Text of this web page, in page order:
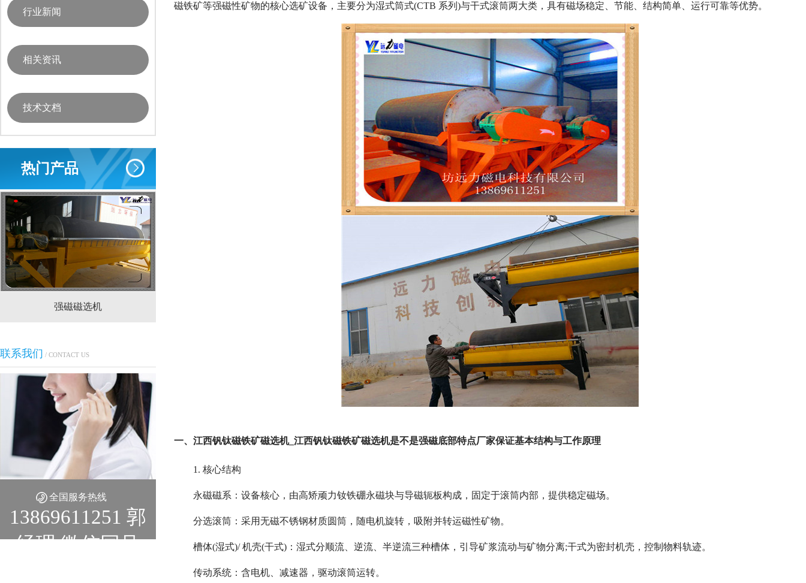
行业新闻
相关资讯
技术文档
热门产品
强磁磁选机 稀土永磁辊式强磁选机 RCT系列全磁永磁滚筒
联系我们 / CONTACT US
全国服务热线
13869611251 郭
经理 微信同号
磁铁矿等强磁性矿物的核心选矿设备，主要分为湿式筒式(CTB 系列)与干式滚筒两大类，具有磁场稳定、节能、结构简单、运行可靠等优势。
一、江西钒钛磁铁矿磁选机_江西钒钛磁铁矿磁选机是不是强磁底部特点厂家保证基本结构与工作原理
1. 核心结构
永磁磁系：设备核心，由高矫顽力钕铁硼永磁块与导磁轭板构成，固定于滚筒内部，提供稳定磁场。
分选滚筒：采用无磁不锈钢材质圆筒，随电机旋转，吸附并转运磁性矿物。
槽体(湿式)/ 机壳(干式)：湿式分顺流、逆流、半逆流三种槽体，引导矿浆流动与矿物分离;干式为密封机壳，控制物料轨迹。
传动系统：含电机、减速器，驱动滚筒运转。